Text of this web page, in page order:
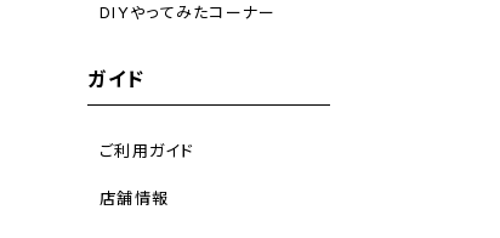
DIYやってみたコーナー
ガイド
ご利用ガイド
店舗情報